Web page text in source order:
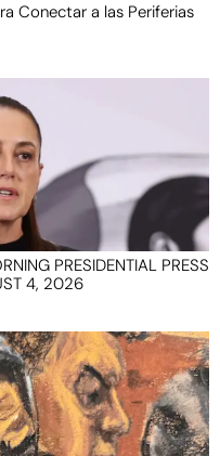
Conectar a las Periferias
PRESIDENTIAL PRESS
4, 2026